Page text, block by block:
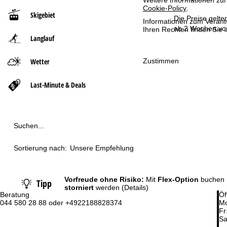
Cookie-Policy
Informationen zum
Ihren Rechten finden Sie
Zustimmen
Beratung
044 580 28 88 oder +4922188828374
Skigebiet
Langlauf
Wetter
Last-Minute & Deals
t
Die Preise
ab 2 Wochen
Suchen...
Sortierung nach: Unsere Empfehlung
Tipp Vorfreude ohne Risiko: Mit Flex-Option buchen
storniertwerden (Details)